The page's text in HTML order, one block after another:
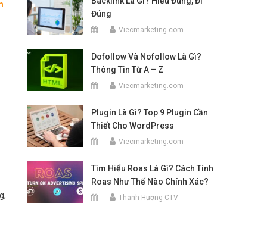
Đúng
Viecmarketing.com
Dofollow Và Nofollow Là Gì?
Thông Tin Từ A – Z
Viecmarketing.com
Plugin Là Gì? Top 9 Plugin Cần
Thiết Cho WordPress
Viecmarketing.com
Tìm Hiểu Roas Là Gì? Cách Tính
Roas Như Thế Nào Chính Xác?
Thanh Hương CTV